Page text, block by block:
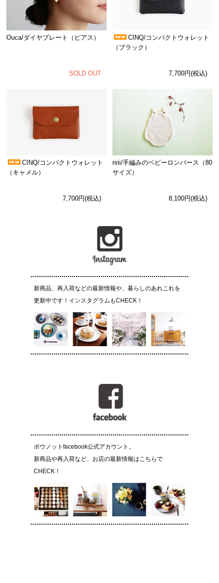
Ouca/ダイヤプレート（ピアス）
SOLD OUT
CINQ/コンパクトウォレット
（ブラック）
7,700円(税込)
CINQ/コンパクトウォレット
（キャメル）
7,700円(税込)
ririi/手編みのベビーロンパース（80
サイズ）
8,100円(税込)
新商品、再入荷などの最新情報や、暮らしのあれこれを
更新中です！インスタグラムもCHECK！
ボウノットfacebook公式アカウント。
新商品や再入荷など、お店の最新情報はこちらで
CHECK！